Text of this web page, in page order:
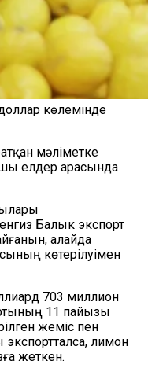
көлемінде
мәліметке
елдер арасында
Балык экспорт
алайда
көтерілуімен
703 миллион
11 пайызы
жеміс пен
экспортталса, лимон
жеткен.